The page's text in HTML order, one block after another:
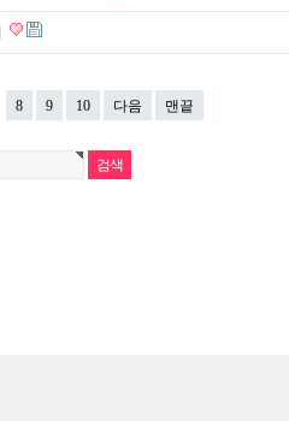
8 9 10 다음 맨끝